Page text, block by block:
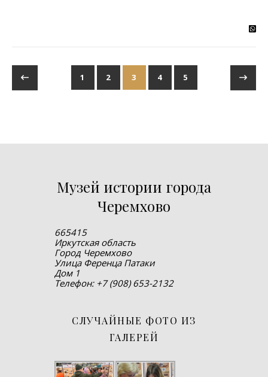
1 2 3 4 5
Музей истории города
Черемхово
665415
Иркутская область
Город Черемхово
Улица Ференца Патаки
Дом 1
Телефон: +7 (908) 653-2132
СЛУЧАЙНЫЕ ФОТО ИЗ
ГАЛЕРЕЙ